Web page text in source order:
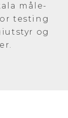
måle-
testing
og